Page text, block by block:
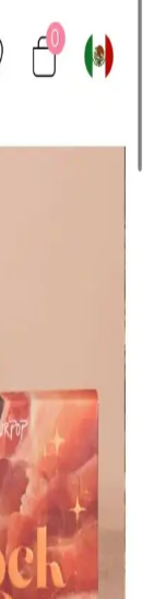
makyaj
içerir, cilt dostu
Paradise
uygulama, su
süslemelerinde
Dudak
Renkli
renk ve parlaklık
günlük makyajda
çeker.
İncelemesi
formülüyle
deneyimleri